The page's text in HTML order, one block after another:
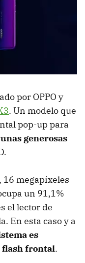
por OPPO y
. Un modelo que
pop-up para
generosas
16 megapíxeles
un 91,1%
el lector de
En esta caso y a
es
flash frontal.